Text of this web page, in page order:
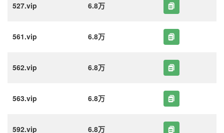
527.vip 6.8万
561.vip 6.8万
562.vip 6.8万
563.vip 6.8万
592.vip 6.8万